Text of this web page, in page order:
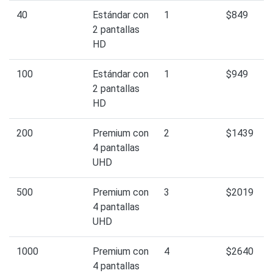
40
Estándar con
2 pantallas
HD
1 $849
100
Estándar con
2 pantallas
HD
1 $949
200
Premium con
4 pantallas
UHD
2 $1439
500
Premium con
4 pantallas
UHD
3 $2019
1000
Premium con
4 pantallas
4 $2640